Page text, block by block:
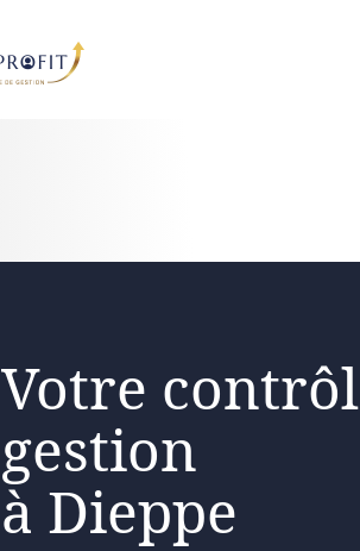
Votre
gestion
à Dieppe